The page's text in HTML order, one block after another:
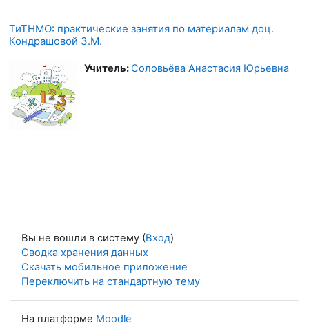
ТиТНМО: практические занятия по материалам доц.
Кондрашовой З.М.
Учитель:Соловьёва Анастасия Юрьевна
Вы не вошли в систему (Вход)
Сводка хранения данных
Скачать мобильное приложение
Переключить на стандартную тему
На платформе Moodle